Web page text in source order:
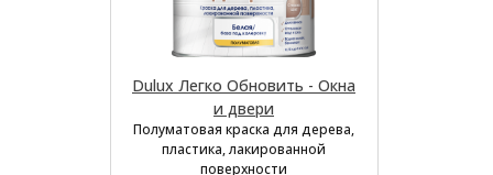
Dulux Легко Обновить - Окна
и двери
Полуматовая краска для дерева,
пластика, лакированной
поверхности